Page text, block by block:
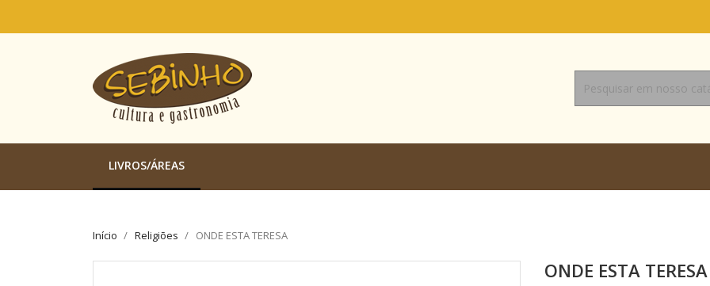
LIVROS/ÁREAS
Início Religiões ONDE ESTA TERESA
ONDE ESTA TERESA